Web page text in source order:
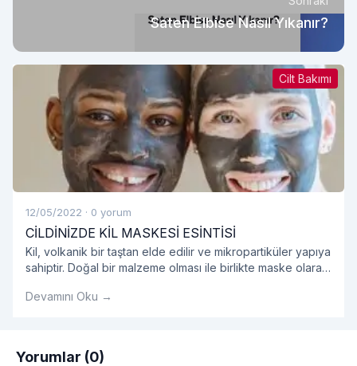
Saten Elbise Nasıl Yıkanır?
Cilt Bakımı
12/05/2022 · 0 yorum
CİLDİNİZDE KİL MASKESİ ESİNTİSİ
Kil, volkanik bir taştan elde edilir ve mikropartiküler yapıya
sahiptir. Doğal bir malzeme olması ile birlikte maske olarak
Devamını Oku →
Yorumlar (0)